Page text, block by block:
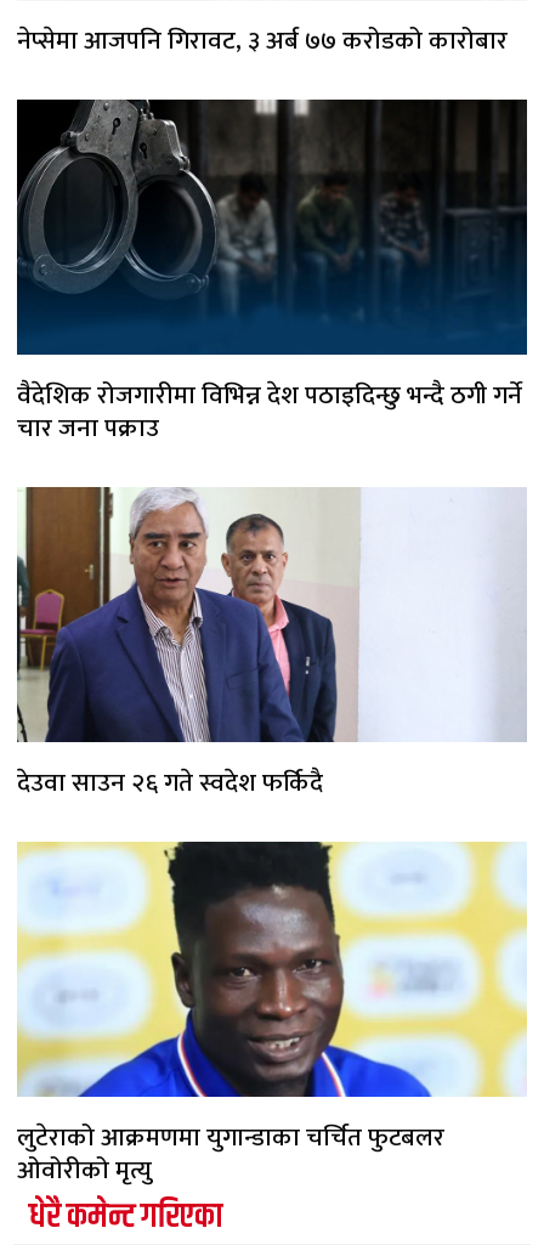
नेप्सेमा आजपनि गिरावट, ३ अर्ब ७७ करोडको कारोबार
वैदेशिक रोजगारीमा विभिन्न देश पठाइदिन्छु भन्दै ठगी गर्ने
चार जना पक्राउ
देउवा साउन २६ गते स्वदेश फर्किदै
लुटेराको आक्रमणमा युगान्डाका चर्चित फुटबलर
ओवोरीको मृत्यु
धेरै कमेन्ट गरिएका